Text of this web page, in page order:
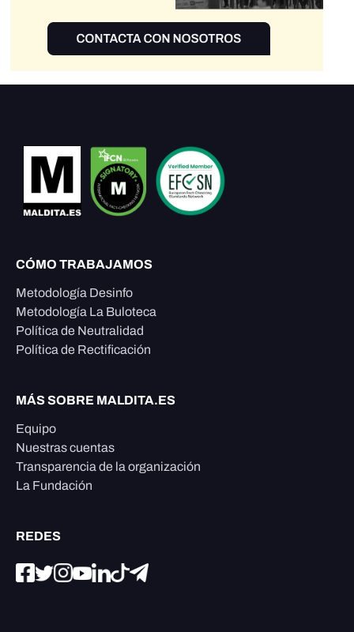
CÓMO TRABAJAMOS
Metodología Desinfo
Metodología La Buloteca
Política de Neutralidad
Política de Rectificación
MÁS SOBRE MALDITA.ES
Equipo
Nuestras cuentas
Transparencia de la organización
La Fundación
REDES